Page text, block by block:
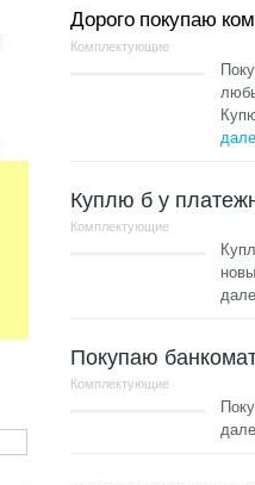
Дорого покупаю
Комплектующие
Куплю б у
Комплектующие
Покупаю
Комплектующие